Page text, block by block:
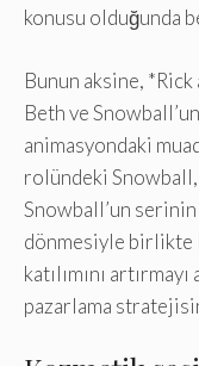
konusu olduğunda
Bunun aksine,
Beth ve
animasyondaki
rolündeki
Snowball’un
dönmesiyle birlikte
katılımını
pazarlama